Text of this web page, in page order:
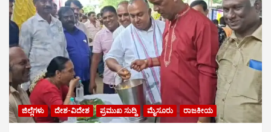
ಜಿಲ್ಲೆಗಳು ದೇಶ-ವಿದೇಶ ಪ್ರಮುಖ ಸುದ್ದಿ ಮೈಸೂರು ರಾಜಕೀಯ